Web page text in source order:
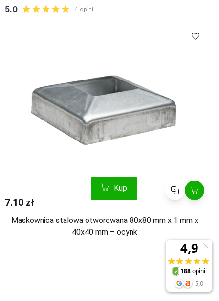
Kup Porównaj
7.10 zł
Maskownica stalowa otworowana 80x80 mm x 1 mm x
40x40 mm – ocynk